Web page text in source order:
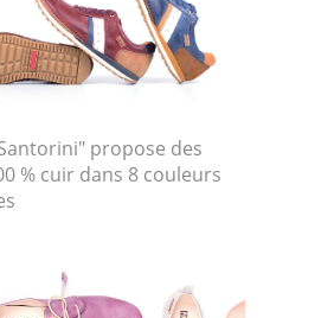
propose des
% cuir dans 8 couleurs